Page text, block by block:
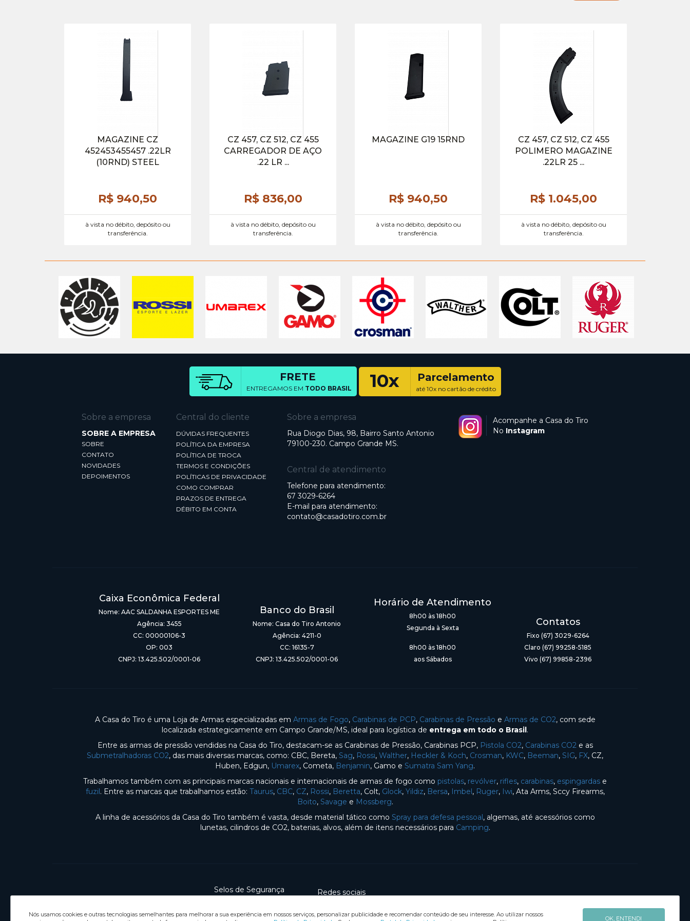
MAGAZINE CZ
452453455457 .22LR
(10RND) STEEL
R$ 940,50
à vista no débito, depósito ou
transferência.
CZ 457, CZ 512, CZ 455
CARREGADOR DE AÇO
.22 LR ...
R$ 836,00
à vista no débito, depósito ou
transferência.
MAGAZINE G19 15RND
R$ 940,50
à vista no débito, depósito ou
transferência.
CZ 457, CZ 512, CZ 455
POLIMERO MAGAZINE
.22LR 25 ...
R$ 1.045,00
à vista no débito, depósito ou
transferência.
Nós usamos cookies e outras tecnologias semelhantes para melhorar a sua experiência em nossos serviços, personalizar publicidade e recomendar conteúdo de seu interesse. Ao utilizar nossos
OK, ENTENDI
FRETE
ENTREGAMOS EM TODO BRASIL 10x Parcelamento
até 10x no cartão de crédito
Sobre a empresa
SOBRE A EMPRESA
SOBRE
CONTATO
NOVIDADES
DEPOIMENTOS
Central do cliente
DÚVIDAS FREQUENTES
POLÍTICA DA EMPRESA
POLÍTICA DE TROCA
TERMOS E CONDIÇÕES
POLÍTICAS DE PRIVACIDADE
COMO COMPRAR
PRAZOS DE ENTREGA
DÉBITO EM CONTA
Sobre a empresa
Rua Diogo Dias, 98, Bairro Santo Antonio
79100-230. Campo Grande MS.
Central de atendimento
Telefone para atendimento:
67 3029-6264
E-mail para atendimento:
contato@casadotiro.com.br
Acompanhe a Casa do Tiro
No Instagram
Caixa Econômica Federal
Nome: AAC SALDANHA ESPORTES ME
Agência: 3455
CC: 00000106-3
OP: 003
CNPJ: 13.425.502/0001-06
Banco do Brasil
Nome: Casa do Tiro Antonio
Agência: 4211-0
CC: 16135-7
CNPJ: 13.425.502/0001-06
Horário de Atendimento
8h00 às 18h00
Segunda à Sexta
8h00 às 18h00
aos Sábados
Contatos
Fixo (67) 3029-6264
Claro (67) 99258-5185
Vivo (67) 99858-2396
A Casa do Tiro é uma Loja de Armas especializadas em Armas de Fogo, Carabinas de PCP, Carabinas de Pressão e Armas de CO2, com sede
localizada estrategicamente em Campo Grande/MS, ideal para logística de entrega em todo o Brasil.
Entre as armas de pressão vendidas na Casa do Tiro, destacam-se as Carabinas de Pressão, Carabinas PCP, Pistola CO2, Carabinas CO2e as
Submetralhadoras CO2, das mais diversas marcas, como: CBC, Bereta, Sag, Rossi, Walther, Heckler & Koch, Crosman, KWC, Beeman, SIG, FX, CZ,
Huben, Edgun, Umarex, Cometa, Benjamin, Gamo e Sumatra Sam Yang.
Trabalhamos também com as principais marcas nacionais e internacionais de armas de fogo como pistolas, revólver, rifles, carabinas, espingardas e
fuzil. Entre as marcas que trabalhamos estão: Taurus, CBC, CZ, Rossi, Beretta, Colt, Glock, Yildiz, Bersa, Imbel, Ruger, Iwi, Ata Arms, Sccy Firearms,
Boito, Savage e Mossberg.
A linha de acessórios da Casa do Tiro também é vasta, desde material tático como Spray para defesa pessoal, algemas, até acessórios como
lunetas, cilindros de CO2, baterias, alvos, além de itens necessários para Camping.
Selos de Segurança Redes sociais